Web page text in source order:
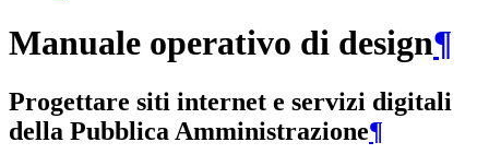
Manuale operativo di design¶
Progettare siti internet e servizi digitali
della Pubblica Amministrazione¶